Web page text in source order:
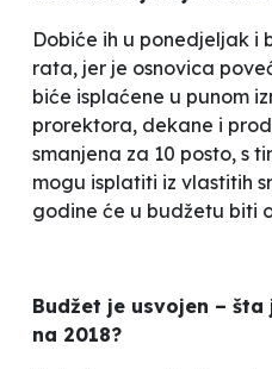
Dobiće ih u ponedjeljak i
rata, jer je osnovica
biće isplaćene u punom
prorektora, dekane i
smanjena za 10 posto, s
mogu isplatiti iz vlastitih
godine će u budžetu biti
Budžet je usvojen –
na 2018?